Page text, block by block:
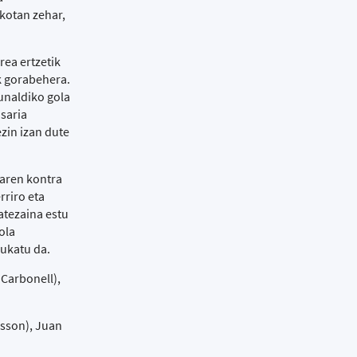
zehar,
ertzetik
gola
izan dute
kontra
eta
estu
da.
Carbonell),
Juan